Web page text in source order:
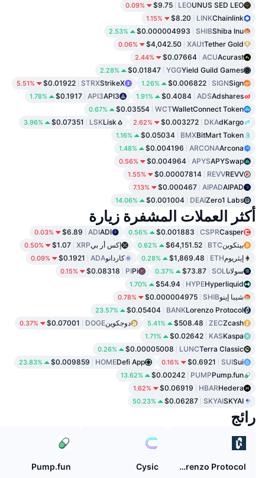
UNUS SED LEO
LEO
$9.75
0.09%
Chainlink
LINK
$8.20
1.15%
Shiba Inu
SHIB
$0.000004993
2.53%
Tether Gold
XAUt
$4,042.50
0.06%
Acurast
ACU
$0.07664
2.44%
Yield Guild Games
YGG
$0.01847
2.28%
Sign
SIGN
$0.006822
1.26%
StrikeX
STRX
$0.01922
5.51%
Adshares
ADS
$0.4084
1.91%
API3
API3
$0.1917
1.78%
WalletConnect Token
WCT
$0.03554
0.67%
dKargo
DKA
$0.003272
2.62%
Lisk
LSK
$0.07351
3.96%
BitMart Token
BMX
$0.05034
1.16%
Arcona
ARCONA
$0.004196
1.48%
APYSwap
APYS
$0.004964
0.56%
REVV
REVV
$0.00007814
1.55%
AIPAD
AIPAD
$0.000467
7.13%
Zero1 Labs
DEAI
$0.001004
14.06%
أكثر العملات المشفرة زيارة
Casper
CSPR
$0.001883
0.56%
ADI
ADI
$6.89
0.03%
بيتكوينBTC
$64,151.52
0.62% إكس أر بيXRP
$1.07
0.50%
إيثريومETH
$1,869.48
0.28% كاردانوADA
$0.1921
0.09%
سولاناSOL
$73.87
0.37%
Pi
PI
$0.08318
0.15%
Hyperliquid
HYPE
$54.94
1.70%
شيبا إينوSHIB
$0.000004975
0.78%
Lorenzo Protocol
BANK
$0.05404
23.57%
Zcash
ZEC
$508.48
5.41% دوجكوينDOGE
$0.07001
0.37%
Kaspa
KAS
$0.02642
1.71%
Terra Classic
LUNC
$0.00005008
0.26%
Sui
SUI
$0.6921
0.16%
Defi App
HOME
$0.009859
23.83%
Pump.fun
PUMP
$0.00242
13.62%
Hedera
HBAR
$0.06919
1.62%
SKYAI
SKYAI
$0.06287
50.23%
رائج
Lorenzo Protocol
Cysic
Pump.fun